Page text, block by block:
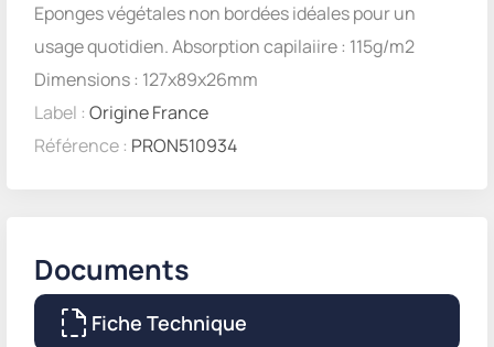
Eponges végétales non bordées idéales pour un
usage quotidien. Absorption capilaiire : 115g/m2
Dimensions : 127x89x26mm
Label : Origine France
Référence : PRON510934
Documents
Fiche Technique